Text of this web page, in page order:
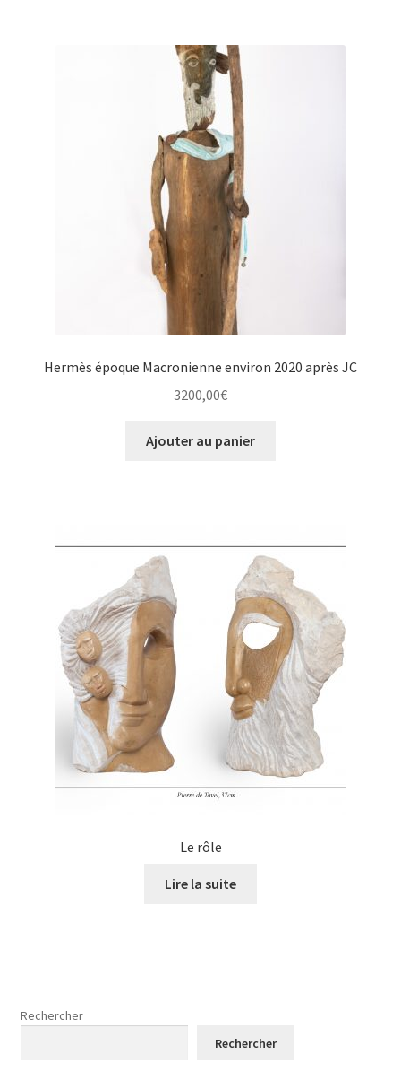
Hermès époque Macronienne environ 2020 après JC
3200,00€
Ajouter au panier
Le rôle
Lire la suite
Rechercher
Rechercher